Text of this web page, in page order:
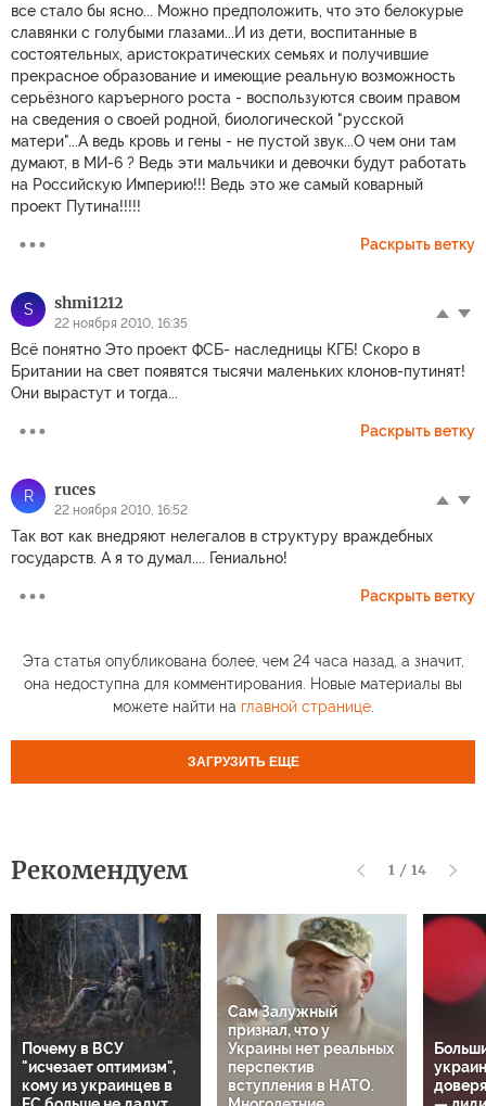
все стало бы ясно... Можно предположить, что это белокурые
славянки с голубыми глазами...И из дети, воспитанные в
состоятельных, аристократических семьях и получившие
прекрасное образование и имеющие реальную возможность
серьёзного каръерного роста - воспользуются своим правом
на сведения о своей родной, биологической "русской
матери"...А ведь кровь и гены - не пустой звук...О чем они там
думают, в МИ-6 ? Ведь эти мальчики и девочки будут работать
на Российскую Империю!!! Ведь это же самый коварный
проект Путина!!!!!
Раскрыть ветку
S shmi1212
22 ноября 2010, 16:35
Всё понятно Это проект ФСБ- наследницы КГБ! Скоро в
Британии на свет появятся тысячи маленьких клонов-путинят!
Они вырастут и тогда...
Раскрыть ветку
R ruces
22 ноября 2010, 16:52
Так вот как внедряют нелегалов в структуру враждебных
государств. А я то думал.... Гениально!
Раскрыть ветку
Эта статья опубликована более, чем 24 часа назад, а значит,
она недоступна для комментирования. Новые материалы вы
можете найти на главной странице.
ЗАГРУЗИТЬ ЕЩЕ
Рекомендуем 1 / 14
Почему в ВСУ
"исчезает оптимизм",
кому из украинцев в
Сам Залужный
признал, что у
Украины нет реальных
перспектив
вступления в НАТО.